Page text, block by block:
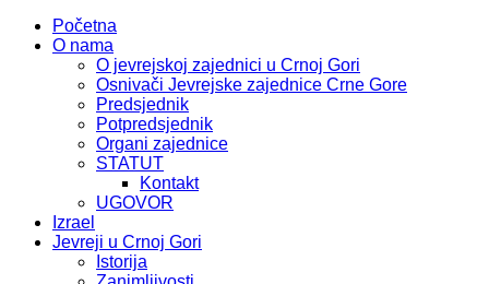
Početna
O nama
O jevrejskoj zajednici u Crnoj Gori
Osnivači Jevrejske zajednice Crne Gore
Predsjednik
Potpredsjednik
Organi zajednice
STATUT
Kontakt
UGOVOR
Izrael
Jevreji u Crnoj Gori
Istorija